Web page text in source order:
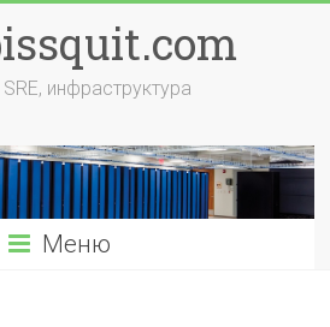
инфраструктура
Меню